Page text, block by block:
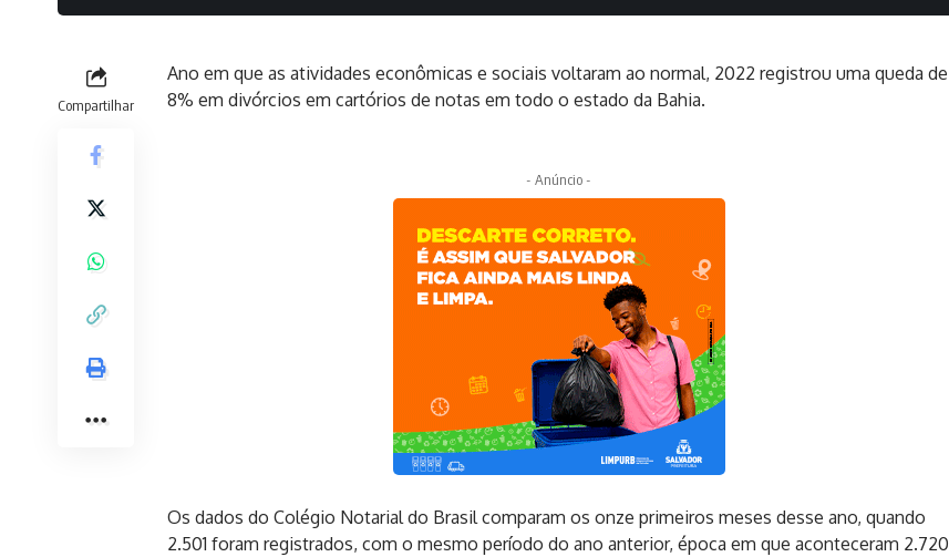
Compartilhar
Ano em que as atividades econômicas e sociais voltaram ao normal, 2022 registrou uma queda de
8% em divórcios em cartórios de notas em todo o estado da Bahia.
- Anúncio -
Os dados do Colégio Notarial do Brasil comparam os onze primeiros meses desse ano, quando
2.501 foram registrados, com o mesmo período do ano anterior, época em que aconteceram 2.720